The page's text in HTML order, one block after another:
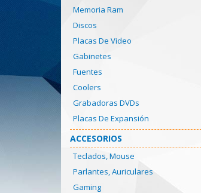
Memoria Ram
Discos
Placas De Video
Gabinetes
Fuentes
Coolers
Grabadoras DVDs
Placas De Expansión
ACCESORIOS
Teclados, Mouse
Parlantes, Auriculares
Gaming